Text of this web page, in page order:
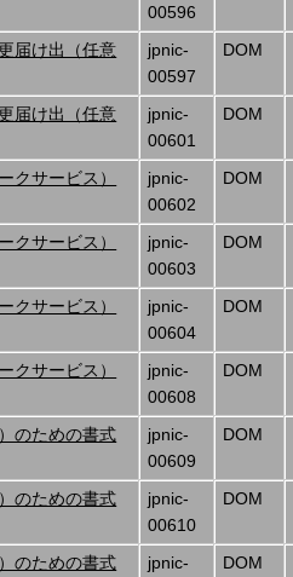
00596
届け出（任意
jpnic-
00597
DOM
届け出（任意
jpnic-
00601
DOM
クサービス）
jpnic-
00602
DOM
クサービス）
jpnic-
00603
DOM
クサービス）
jpnic-
00604
DOM
クサービス）
jpnic-
00608
DOM
のための書式
jpnic-
00609
DOM
のための書式
jpnic-
00610
DOM
のための書式
jpnic-
DOM